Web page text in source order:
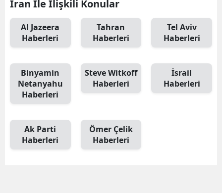
İran İle İlişkili Konular
Al Jazeera
Haberleri
Tahran
Haberleri
Tel Aviv
Haberleri
Binyamin
Netanyahu
Haberleri
Steve Witkoff
Haberleri
İsrail
Haberleri
Ak Parti
Haberleri
Ömer Çelik
Haberleri